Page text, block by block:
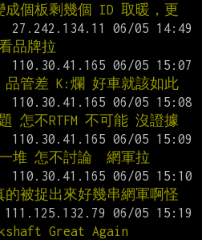
成個板剩幾個 ID 取暖，更
品牌拉
管差 K:爛 好車就該如此
怎不RTFM 不可能 沒證據
堆 怎不討論  網軍拉
的被捉出來好幾串網軍啊怪
Great Again